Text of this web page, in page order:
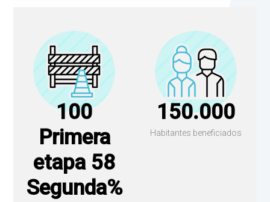
100
Primera
etapa 58
Segunda%
150.000
Habitantes beneficiados